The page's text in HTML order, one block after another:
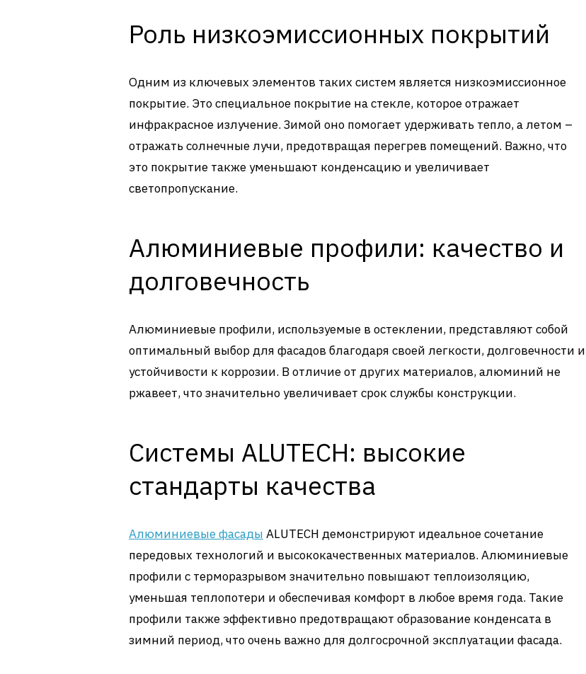
Роль низкоэмиссионных покрытий
Одним из ключевых элементов таких систем является низкоэмиссионное
покрытие. Это специальное покрытие на стекле, которое отражает
инфракрасное излучение. Зимой оно помогает удерживать тепло, а летом –
отражать солнечные лучи, предотвращая перегрев помещений. Важно, что
это покрытие также уменьшают конденсацию и увеличивает
светопропускание.
Алюминиевые профили: качество и
долговечность
Алюминиевые профили, используемые в остеклении, представляют собой
оптимальный выбор для фасадов благодаря своей легкости, долговечности и
устойчивости к коррозии. В отличие от других материалов, алюминий не
ржавеет, что значительно увеличивает срок службы конструкции.
Системы ALUTECH: высокие
стандарты качества
Алюминиевые фасады ALUTECH демонстрируют идеальное сочетание
передовых технологий и высококачественных материалов. Алюминиевые
профили с терморазрывом значительно повышают теплоизоляцию,
уменьшая теплопотери и обеспечивая комфорт в любое время года. Такие
профили также эффективно предотвращают образование конденсата в
зимний период, что очень важно для долгосрочной эксплуатации фасада.